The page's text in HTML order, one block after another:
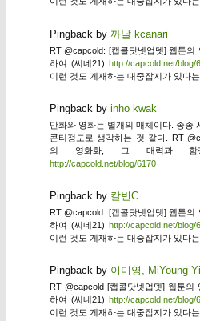
Pingback by 까날 kcanari
RT @capcold: [캡콜닷넷업뎃] 웹툰
하여 (씨네21) http://capcold.net/blog/
이런 것도 게재하는 대중잡지가 있다
Pingback by inho kwak
만화와 영화는 별개의 매체이다. 종종
콘티정도로 생각하는 것 같다. RT
의 영화화, 그 매력과 함
http://capcold.net/blog/6170
Pingback by 칼빈C
RT @capcold: [캡콜닷넷업뎃] 웹툰
하여 (씨네21) http://capcold.net/blog/
이런 것도 게재하는 대중잡지가 있다
Pingback by 이미영, MiYoung
RT @capcold [캡콜닷넷업뎃] 웹툰의
하여 (씨네21) http://capcold.net/blog/
이런 것도 게재하는 대중잡지가 있다